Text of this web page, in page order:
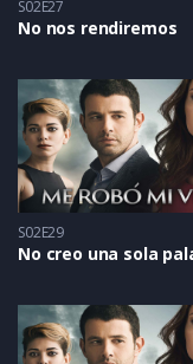
S02E27
No nos rendiremos
S02E29
No creo una sola